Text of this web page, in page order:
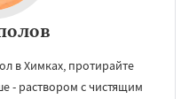
в Химках, протирайте
- раствором с чистящим